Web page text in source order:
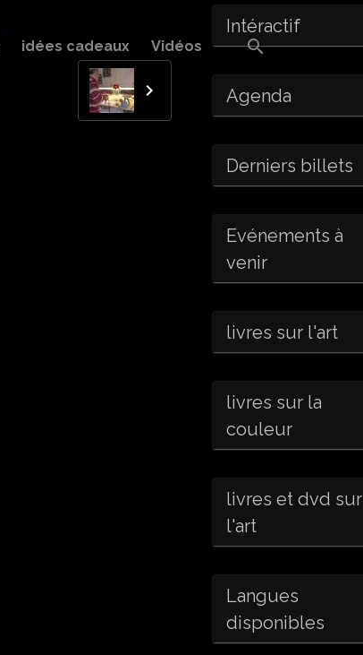
idées cadeaux Vidéos
Intéractif
Agenda
Derniers billets
Evénements à
venir
livres sur l'art
livres sur la
couleur
livres et dvd sur
l'art
Langues
disponibles